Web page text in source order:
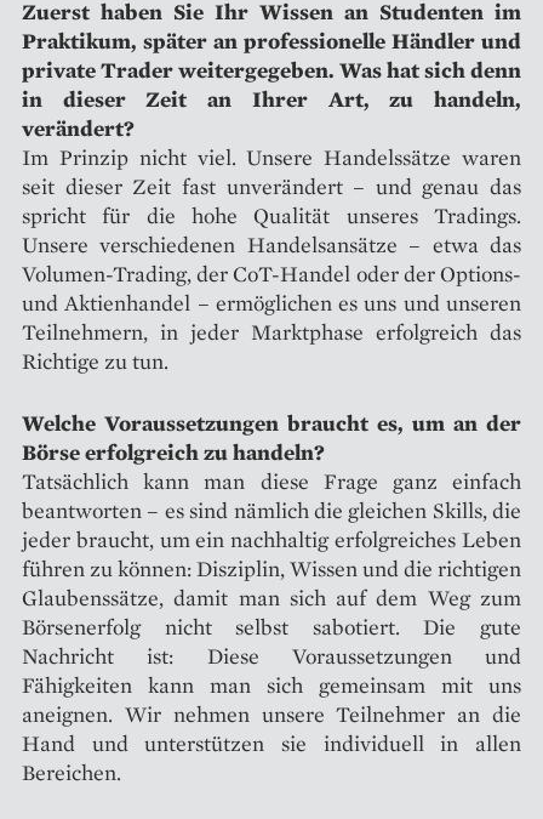
Zuerst haben Sie Ihr Wissen an Studenten im
Praktikum, später an professionelle Händler und
private Trader weitergegeben. Was hat sich denn
in dieser Zeit an Ihrer Art, zu handeln,
verändert?
Im Prinzip nicht viel. Unsere Handelssätze waren
seit dieser Zeit fast unverändert – und genau das
spricht für die hohe Qualität unseres Tradings.
Unsere verschiedenen Handelsansätze – etwa das
Volumen-Trading, der CoT-Handel oder der Options-
und Aktienhandel – ermöglichen es uns und unseren
Teilnehmern, in jeder Marktphase erfolgreich das
Richtige zu tun.
Welche Voraussetzungen braucht es, um an der
Börse erfolgreich zu handeln?
Tatsächlich kann man diese Frage ganz einfach
beantworten – es sind nämlich die gleichen Skills, die
jeder braucht, um ein nachhaltig erfolgreiches Leben
führen zu können: Disziplin, Wissen und die richtigen
Glaubenssätze, damit man sich auf dem Weg zum
Börsenerfolg nicht selbst sabotiert. Die gute
Nachricht ist: Diese Voraussetzungen und
Fähigkeiten kann man sich gemeinsam mit uns
aneignen. Wir nehmen unsere Teilnehmer an die
Hand und unterstützen sie individuell in allen
Bereichen.